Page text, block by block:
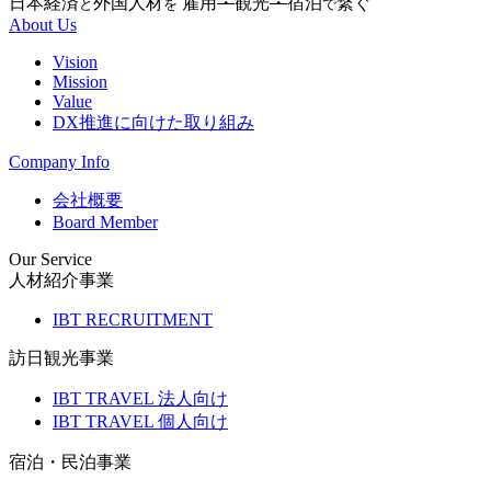
と を で
About Us
Vision
Mission
Value
DX推進に向けた取り組み
Company Info
会社概要
Board Member
Our Service
人材紹介事業
IBT RECRUITMENT
訪日観光事業
IBT TRAVEL 法人向け
IBT TRAVEL 個人向け
宿泊・民泊事業